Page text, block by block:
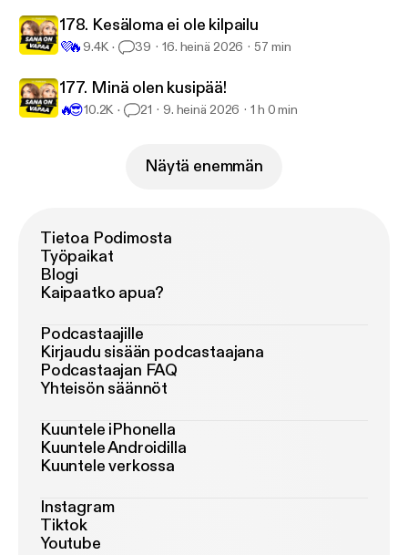
178. Kesäloma ei ole kilpailu
💜🔥 9.4K 39 16. heinä 2026 57 min
177. Minä olen kusipää!
🔥😎10.2K 21 9. heinä 2026 1 h 0 min
Näytä enemmän
Tietoa Podimosta
Työpaikat
Blogi
Kaipaatko apua?
Podcastaajille
Kirjaudu sisään podcastaajana
Podcastaajan FAQ
Yhteisön säännöt
Kuuntele iPhonella
Kuuntele Androidilla
Kuuntele verkossa
Instagram
Tiktok
Youtube